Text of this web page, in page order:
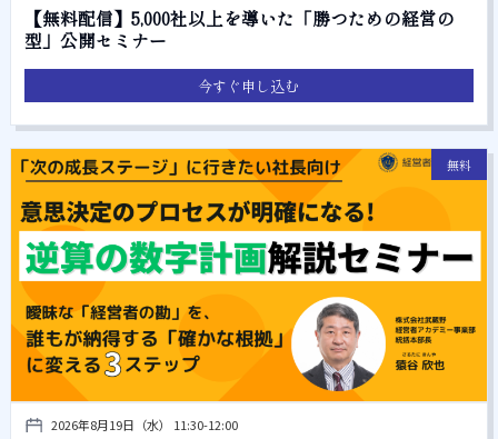
【無料配信】5,000社以上を導いた「勝つための経営の
型」公開セミナー
今すぐ申し込む
無料
2026年8月19日（水） 11:30-12:00